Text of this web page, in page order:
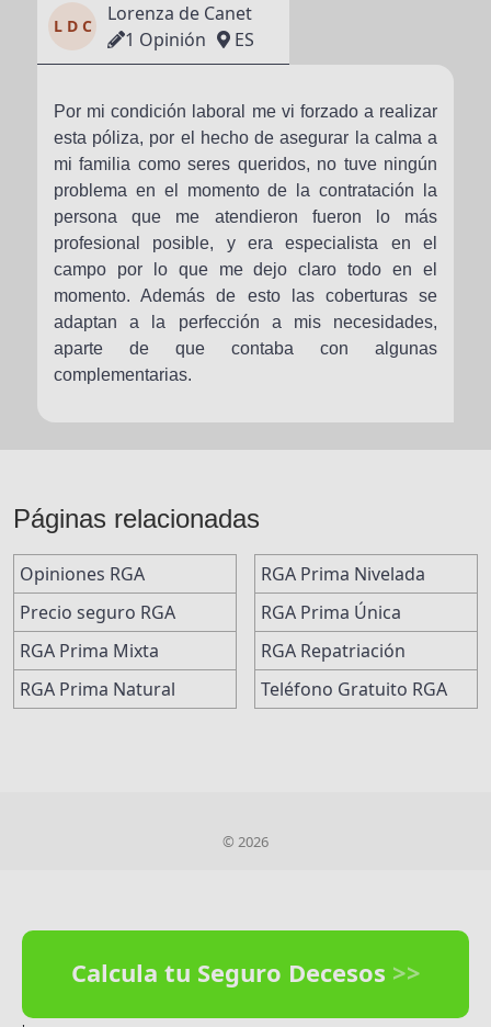
L D C
Lorenza de Canet
1 Opinión
ES
Por mi condición laboral me vi forzado a realizar
esta póliza, por el hecho de asegurar la calma a
mi familia como seres queridos, no tuve ningún
problema en el momento de la contratación la
persona que me atendieron fueron lo más
profesional posible, y era especialista en el
campo por lo que me dejo claro todo en el
momento. Además de esto las coberturas se
adaptan a la perfección a mis necesidades,
aparte de que contaba con algunas
complementarias.
Páginas relacionadas
Opiniones RGA
Precio seguro RGA
RGA Prima Mixta
RGA Prima Natural
RGA Prima Nivelada
RGA Prima Única
RGA Repatriación
Teléfono Gratuito RGA
© 2026
Calcula tu Seguro Decesos >>